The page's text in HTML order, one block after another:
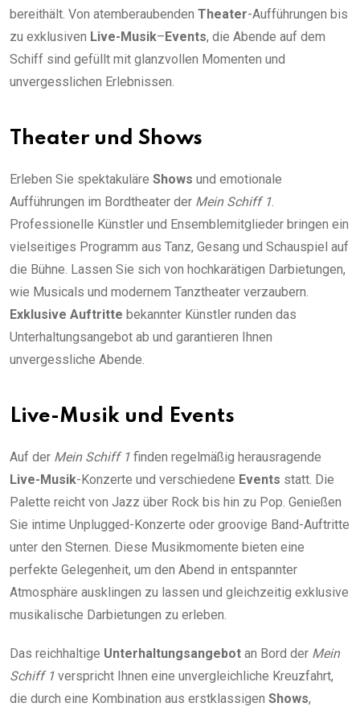
bereithält. Von atemberaubenden Theater-Aufführungen bis
zu exklusiven Live-Musik–Events, die Abende auf dem
Schiff sind gefüllt mit glanzvollen Momenten und
unvergesslichen Erlebnissen.
Theater und Shows
Erleben Sie spektakuläre Shows und emotionale
Aufführungen im Bordtheater der Mein Schiff 1.
Professionelle Künstler und Ensemblemitglieder bringen ein
vielseitiges Programm aus Tanz, Gesang und Schauspiel auf
die Bühne. Lassen Sie sich von hochkarätigen Darbietungen,
wie Musicals und modernem Tanztheater verzaubern.
Exklusive Auftritte bekannter Künstler runden das
Unterhaltungsangebot ab und garantieren Ihnen
unvergessliche Abende.
Live-Musik und Events
Auf der Mein Schiff 1 finden regelmäßig herausragende
Live-Musik-Konzerte und verschiedene Events statt. Die
Palette reicht von Jazz über Rock bis hin zu Pop. Genießen
Sie intime Unplugged-Konzerte oder groovige Band-Auftritte
unter den Sternen. Diese Musikmomente bieten eine
perfekte Gelegenheit, um den Abend in entspannter
Atmosphäre ausklingen zu lassen und gleichzeitig exklusive
musikalische Darbietungen zu erleben.
Das reichhaltige Unterhaltungsangebot an Bord der Mein
Schiff 1 verspricht Ihnen eine unvergleichliche Kreuzfahrt,
die durch eine Kombination aus erstklassigen Shows,